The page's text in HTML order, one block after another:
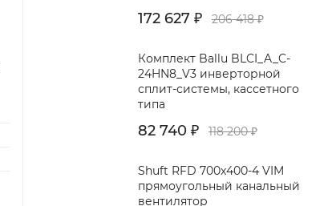
172 627 ₽ 206 418₽
Комплект Ballu BLCI_A_C-
24HN8_V3 инверторной
сплит-системы, кассетного
типа
82 740 ₽ 118 200₽
Shuft RFD 700x400-4 VIM
прямоугольный канальный
вентилятор